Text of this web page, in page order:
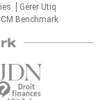
Gérer Utiq
Benchmark